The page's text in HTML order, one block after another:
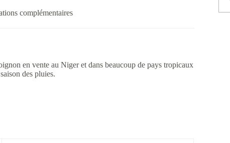
complémentaires
en vente au Niger et dans beaucoup de pays tropicaux
des pluies.